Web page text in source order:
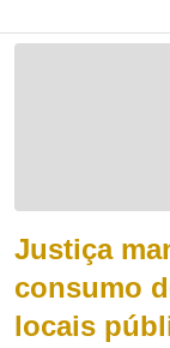
Justiça
consumo
locais